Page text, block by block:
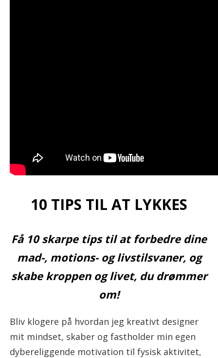
10 TIPS TIL AT LYKKES
Få 10 skarpe tips til at forbedre dine
mad-, motions- og livstilsvaner, og
skabe kroppen og livet, du drømmer
om!
Bliv klogere på hvordan jeg kreativt designer
mit mindset, skaber og fastholder min egen
dybereliggende motivation til fysisk aktivitet,